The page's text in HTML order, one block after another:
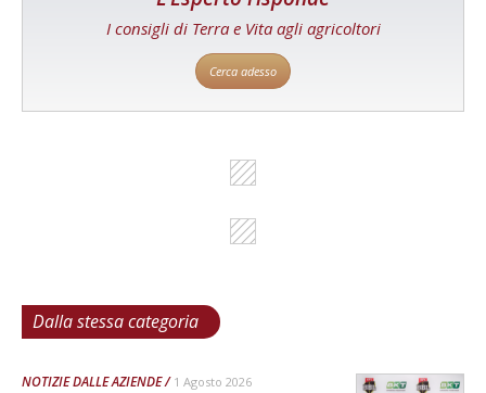
I consigli di Terra e Vita agli agricoltori
Cerca adesso
Dalla stessa categoria
NOTIZIE DALLE AZIENDE 1 Agosto 2026